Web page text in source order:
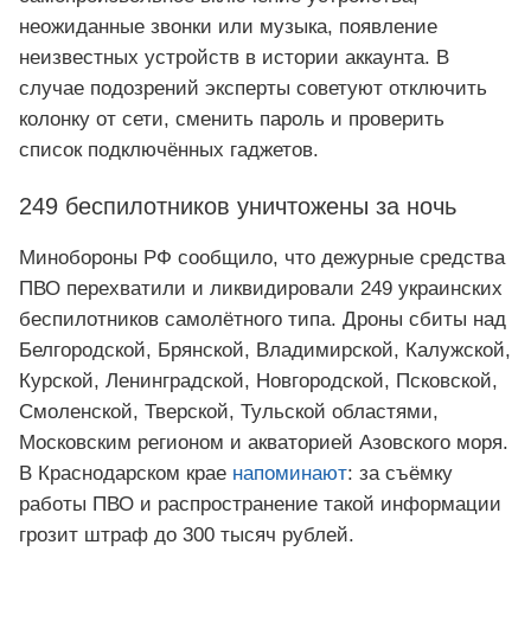
неожиданные звонки или музыка, появление
неизвестных устройств в истории аккаунта. В
случае подозрений эксперты советуют отключить
колонку от сети, сменить пароль и проверить
список подключённых гаджетов.
249 беспилотников уничтожены за ночь
Минобороны РФ сообщило, что дежурные средства
ПВО перехватили и ликвидировали 249 украинских
беспилотников самолётного типа. Дроны сбиты над
Белгородской, Брянской, Владимирской, Калужской,
Курской, Ленинградской, Новгородской, Псковской,
Смоленской, Тверской, Тульской областями,
Московским регионом и акваторией Азовского моря.
В Краснодарском крае напоминают: за съёмку
работы ПВО и распространение такой информации
грозит штраф до 300 тысяч рублей.